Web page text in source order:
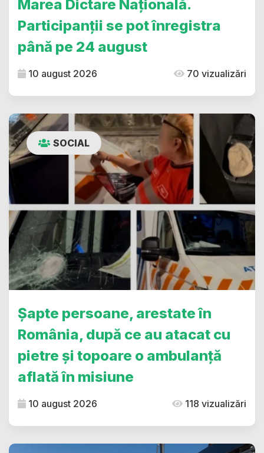
Marea Dictare Națională.
Participanții se pot înregistra
până pe 24 august
10 august 2026 70 vizualizări
SOCIAL
Șapte persoane, arestate în
România, după ce au atacat cu
pietre și topoare o ambulanță
aflată în misiune
10 august 2026 118 vizualizări